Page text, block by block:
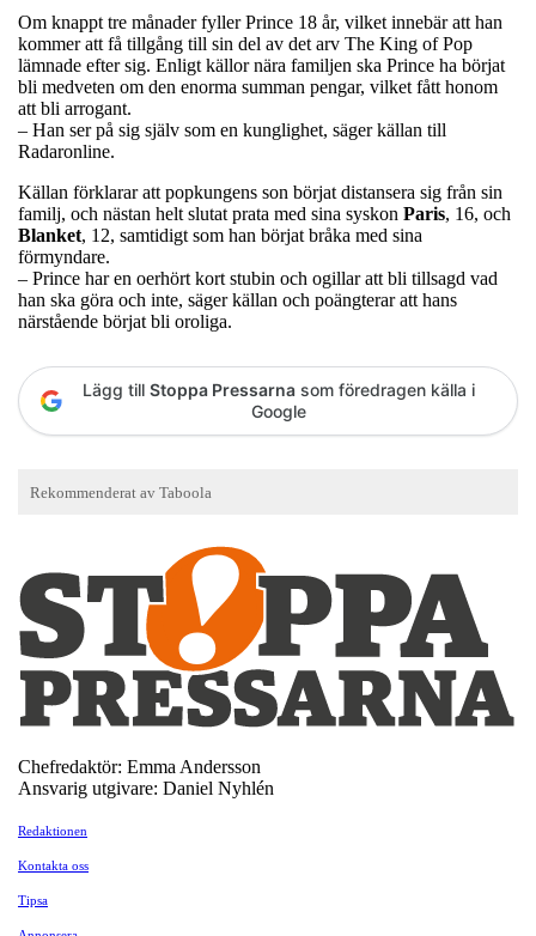
Om knappt tre månader fyller Prince 18 år, vilket innebär att han
kommer att få tillgång till sin del av det arv The King of Pop
lämnade efter sig. Enligt källor nära familjen ska Prince ha börjat
bli medveten om den enorma summan pengar, vilket fått honom
att bli arrogant.
– Han ser på sig själv som en kunglighet, säger källan till
Radaronline.
Källan förklarar att popkungens son börjat distansera sig från sin
familj, och nästan helt slutat prata med sina syskon Paris, 16, och
Blanket, 12, samtidigt som han börjat bråka med sina
förmyndare.
– Prince har en oerhört kort stubin och ogillar att bli tillsagd vad
han ska göra och inte, säger källan och poängterar att hans
närstående börjat bli oroliga.
Lägg till Stoppa Pressarna som föredragen källa i
Google
Chefredaktör: Emma Andersson
Ansvarig utgivare: Daniel Nyhlén
Redaktionen
Kontakta oss
Tipsa